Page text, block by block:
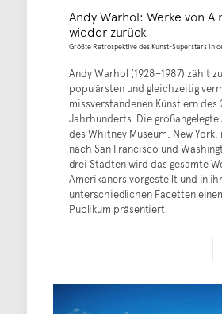
Andy Warhol: Werke von A
wieder zurück
Größte Retrospektive des Kunst-Superstars in
Andy Warhol (1928–1987) zählt
populärsten und gleichzeitig
missverstandenen Künstlern des
Jahrhunderts. Die großangelegte
des Whitney Museum, New
nach San Francisco und
drei Städten wird das gesamte
Amerikaners vorgestellt und in
unterschiedlichen Facetten
Publikum präsentiert.